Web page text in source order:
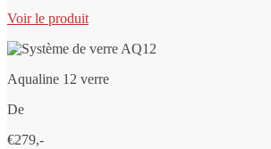
Voir le produit
Aqualine 12 verre
De
€279,-